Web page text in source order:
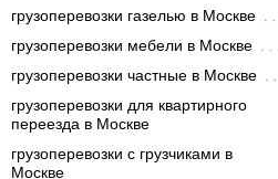
грузоперевозки газелью в Москве
грузоперевозки мебели в Москве
грузоперевозки частные в Москве
грузоперевозки для квартирного
переезда в Москве
грузоперевозки с грузчиками в
Москве